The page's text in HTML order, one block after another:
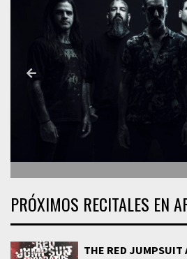
PRÓXIMOS RECITALES EN
THE RED JUMPSUIT